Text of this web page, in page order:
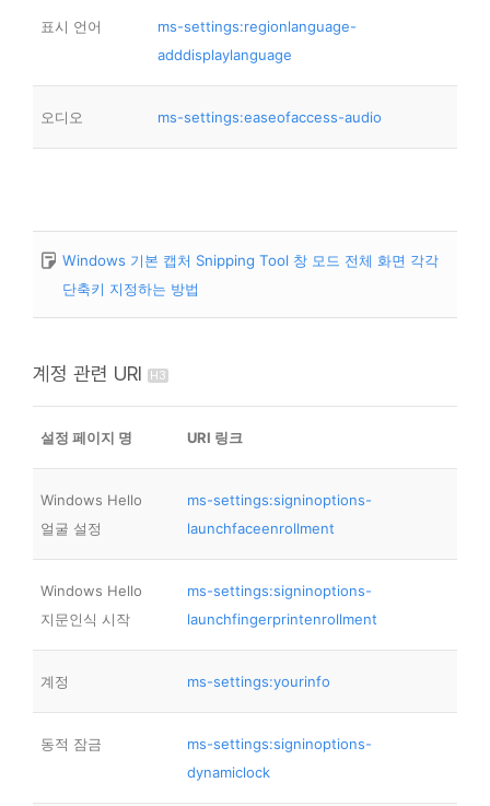
표시 언어
ms-settings:regionlanguage-
adddisplaylanguage
오디오 ms-settings:easeofaccess-audio
Windows 기본 캡처 Snipping Tool 창 모드 전체 화면 각각
단축키 지정하는 방법
계정 관련 URI
설정 페이지 명 URI 링크
Windows Hello
얼굴 설정
ms-settings:signinoptions-
launchfaceenrollment
Windows Hello
지문인식 시작
ms-settings:signinoptions-
launchfingerprintenrollment
계정 ms-settings:yourinfo
동적 잠금
ms-settings:signinoptions-
dynamiclock